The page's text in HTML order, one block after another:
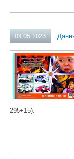
03.05.2023
295+15).